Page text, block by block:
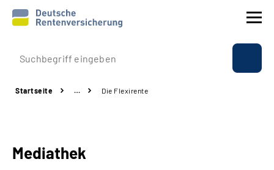
Prävention
Startseite … Die Flexirente
Mediathek